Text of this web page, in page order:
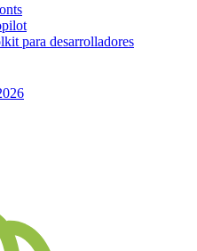
para desarrolladores